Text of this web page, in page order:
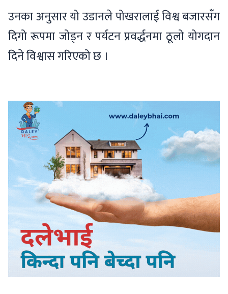
उनका अनुसार यो उडानले पोखरालाई विश्व बजारसँग
दिगो रूपमा जोड्न र पर्यटन प्रवर्द्धनमा ठूलो योगदान
दिने विश्वास गरिएको छ ।